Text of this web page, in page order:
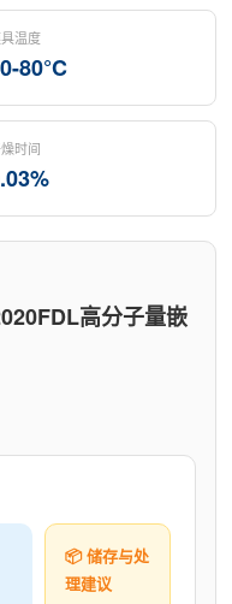
温度
80°C
时间
高分子量嵌
📦 储存与处
理建议